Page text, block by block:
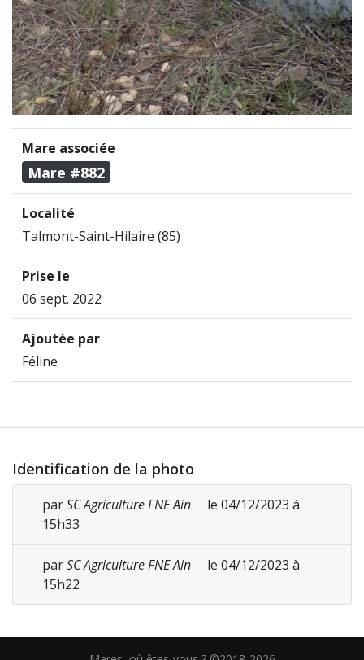
Mare associée
Mare #882
Localité
Talmont-Saint-Hilaire (85)
Prise le
06 sept. 2022
Ajoutée par
Féline
Identification de la photo
parSC Agriculture FNE Ain
le 04/12/2023 à
15h33
parSC Agriculture FNE Ain
le 04/12/2023 à
15h22